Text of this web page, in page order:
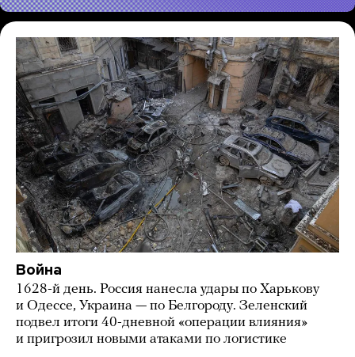
Война
1628-й день. Россия нанесла удары по Харькову
и Одессе, Украина — по Белгороду. Зеленский
подвел итоги 40-дневной «операции влияния»
и пригрозил новыми атаками по логистике